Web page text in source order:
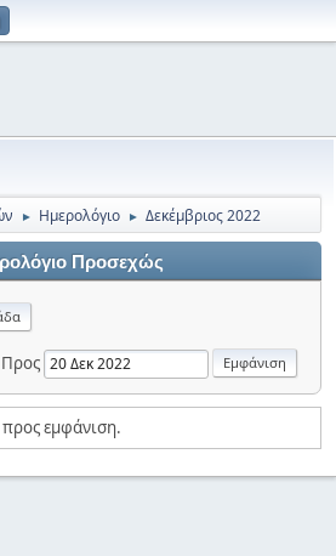
► Ημερολόγιο ► Δεκέμβριος 2022
Προσεχώς
Προς
εμφάνιση.